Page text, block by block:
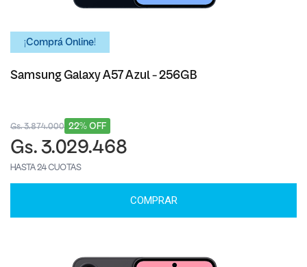
¡Comprá Online!
Samsung Galaxy A57 Azul - 256GB
22% OFF
Gs. 3.874.000
Gs. 3.029.468
HASTA 24 CUOTAS
COMPRAR